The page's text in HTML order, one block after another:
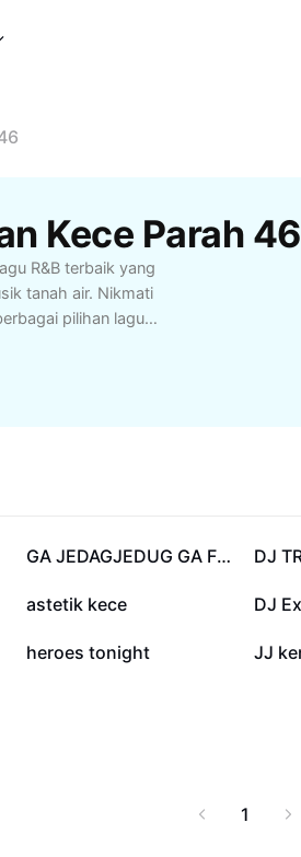
R&B terbaik yang
tanah air. Nikmati
pilihan lagu
bersama
lagu viral, hits
membuat hari Anda
platform digital
untuk membantu
masa kini.
siap menemani
18,3 rb GA JEDAGJEDUG GA FYP 12,7
DJ
3,4 rb
astetik kece 2,9
DJ
387
heroes tonight 26
JJ
1